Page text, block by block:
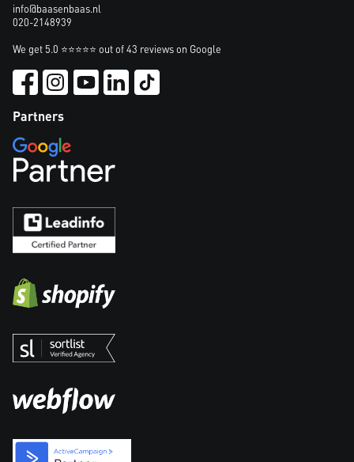
info@baasenbaas.nl
020-2148939
We get 5.0 ⭐⭐⭐⭐⭐ out of 43 reviews on Google
Partners